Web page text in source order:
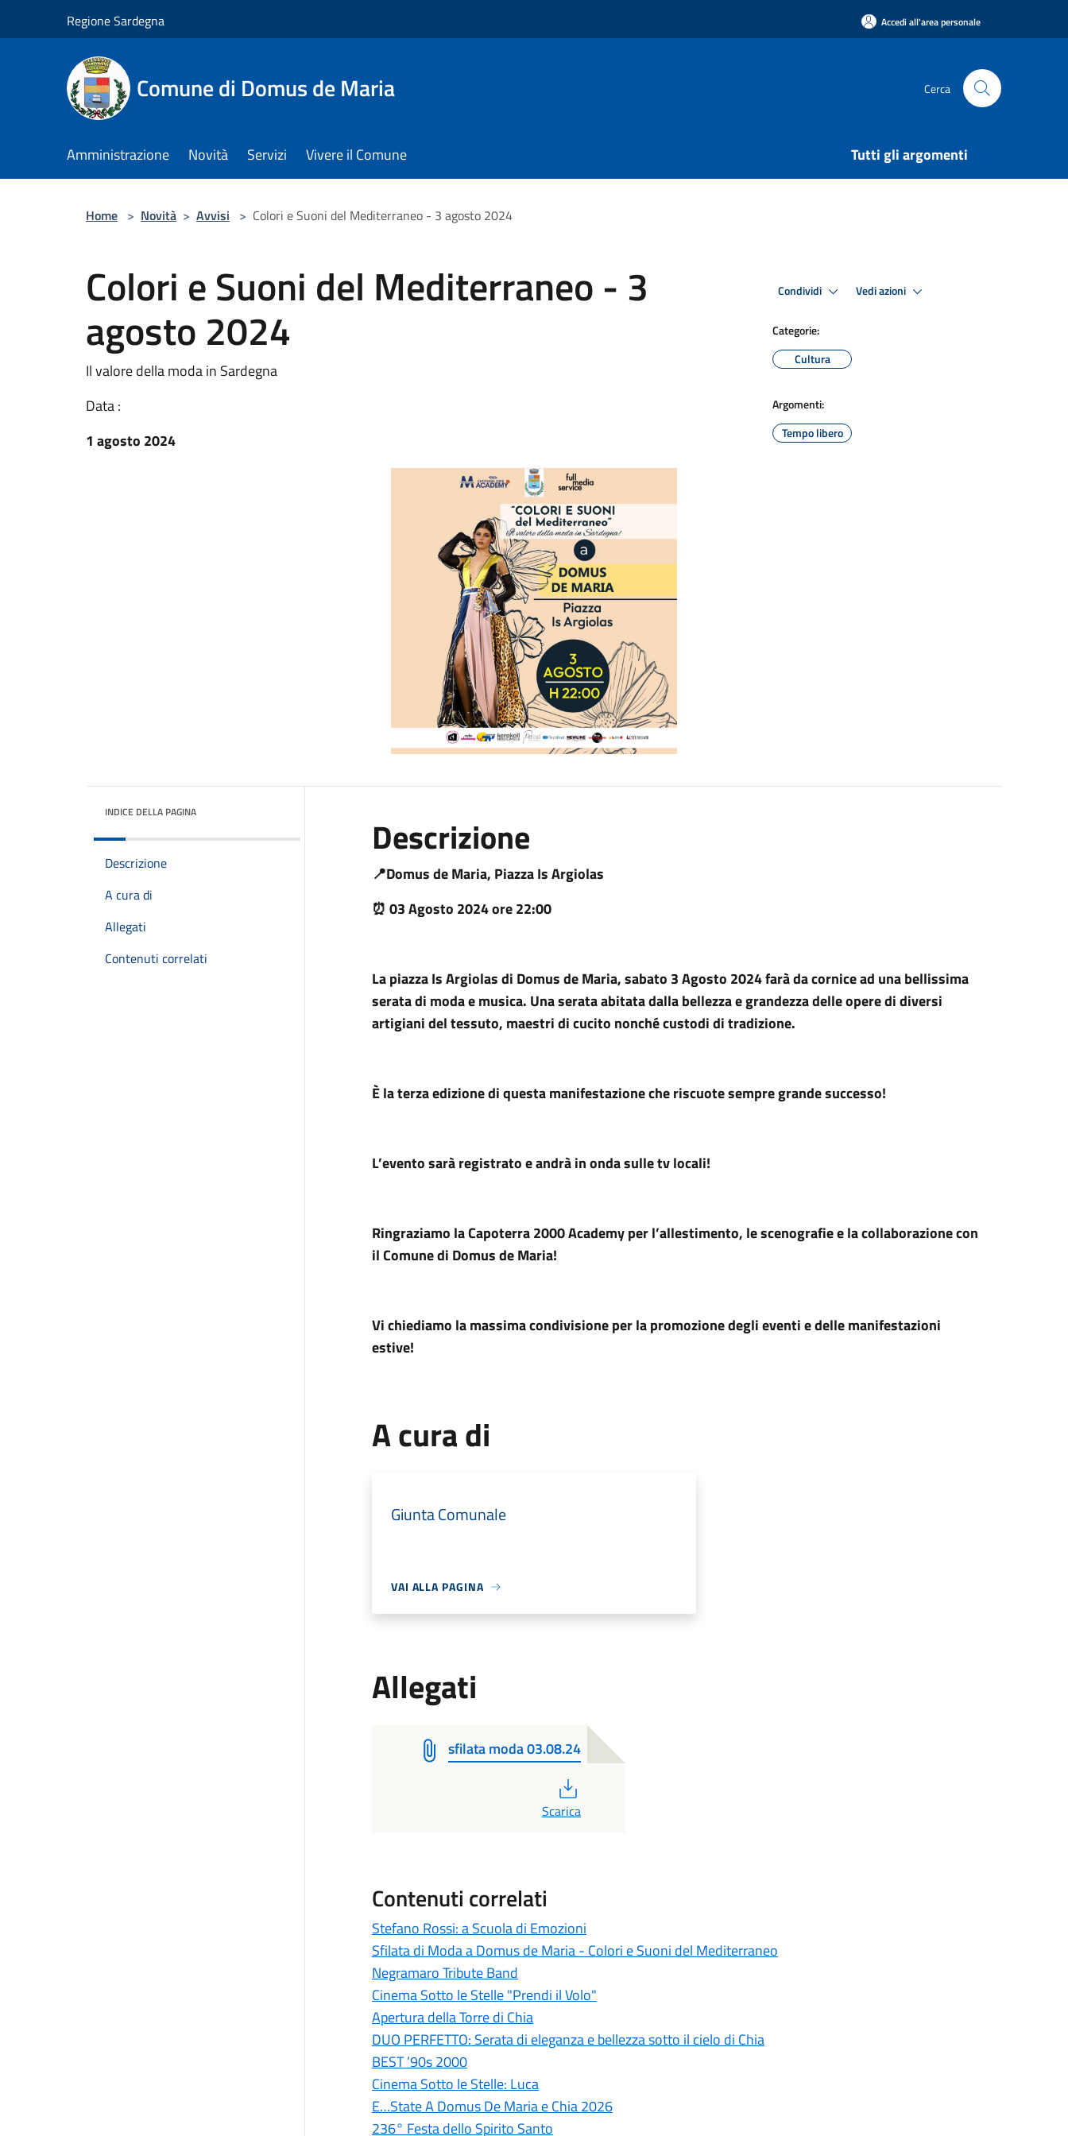
Regione Sardegna Accedi all'area personale
Comune di Domus de Maria Cerca
Amministrazione Novità Servizi Vivere il Comune Tutti gli argomenti
Home > Novità > Avvisi > Colori e Suoni del Mediterraneo - 3 agosto 2024
Colori e Suoni del Mediterraneo - 3
agosto 2024
Il valore della moda in Sardegna
Data :
1 agosto 2024
Condividi Vedi azioni
Categorie:
Cultura
Argomenti:
Tempo libero
INDICE DELLA PAGINA
Descrizione
A cura di
Allegati
Contenuti correlati
Descrizione
📍Domus de Maria, Piazza Is Argiolas
⏰ 03 Agosto 2024 ore 22:00
La piazza Is Argiolas di Domus de Maria, sabato 3 Agosto 2024 farà da cornice ad una bellissima
serata di moda e musica. Una serata abitata dalla bellezza e grandezza delle opere di diversi
artigiani del tessuto, maestri di cucito nonché custodi di tradizione.
È la terza edizione di questa manifestazione che riscuote sempre grande successo!
L’evento sarà registrato e andrà in onda sulle tv locali!
Ringraziamo la Capoterra 2000 Academy per l’allestimento, le scenografie e la collaborazione con
il Comune di Domus de Maria!
Vi chiediamo la massima condivisione per la promozione degli eventi e delle manifestazioni
estive!
A cura di
Giunta Comunale
VAI ALLA PAGINA
Allegati
sfilata moda 03.08.24
Scarica
Contenuti correlati
Stefano Rossi: a Scuola di Emozioni
Sfilata di Moda a Domus de Maria - Colori e Suoni del Mediterraneo
Negramaro Tribute Band
Cinema Sotto le Stelle "Prendi il Volo"
Apertura della Torre di Chia
DUO PERFETTO: Serata di eleganza e bellezza sotto il cielo di Chia
BEST ’90s 2000
Cinema Sotto le Stelle: Luca
E…State A Domus De Maria e Chia 2026
236° Festa dello Spirito Santo